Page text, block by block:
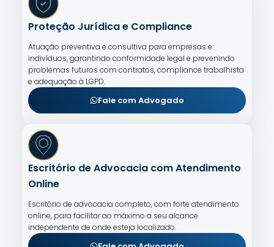
Proteção Jurídica e Compliance
Atuação preventiva e consultiva para empresas e
indivíduos, garantindo conformidade legal e prevenindo
problemas futuros com contratos, compliance trabalhista
e adequação à LGPD.
Fale com Advogado
Escritório de Advocacia com Atendimento
Online
Escritório de advocacia completo, com forte atendimento
online, para facilitar ao máximo a seu alcance
independente de onde esteja localizado.